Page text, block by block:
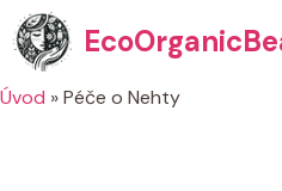
Přeskočit
na
obsah
Úvod »Péče o Nehty